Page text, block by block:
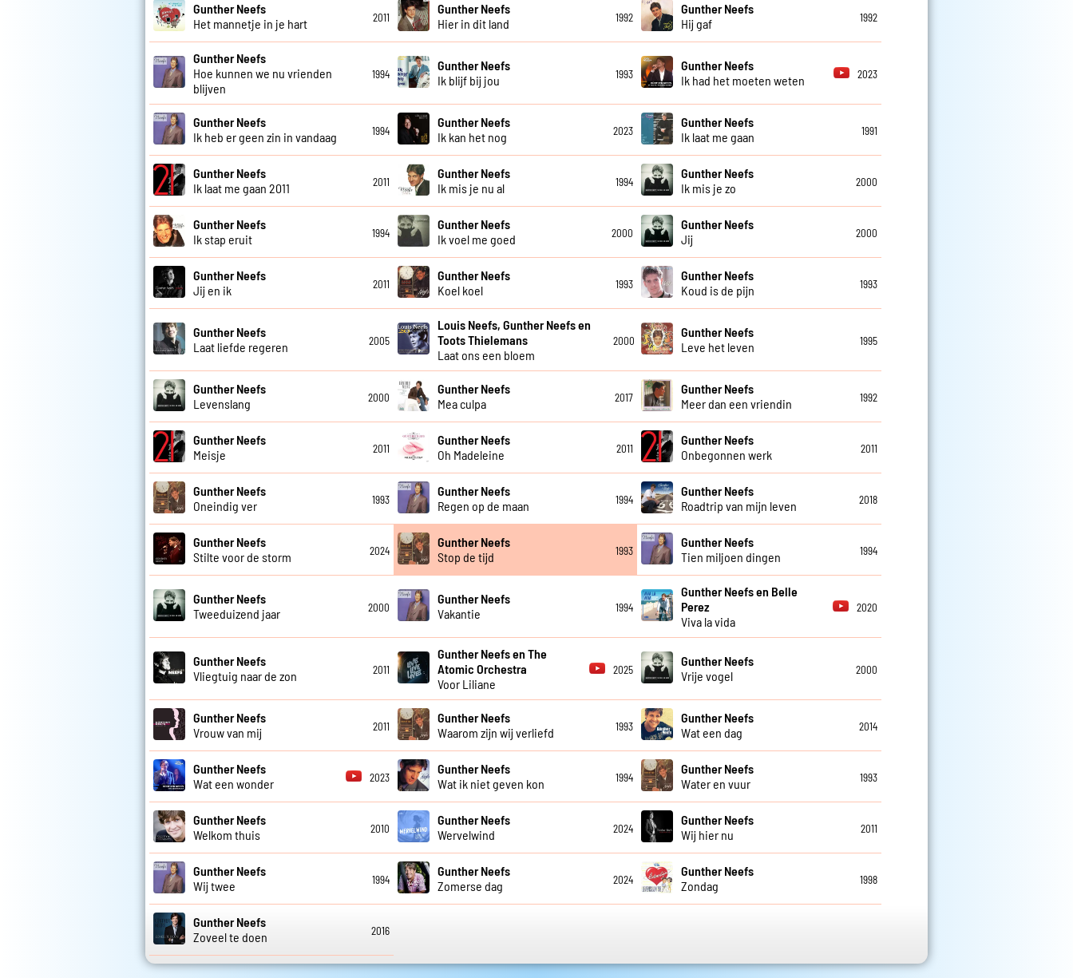
Gunther Neefs
Het mannetje in je hart
2011
Gunther Neefs
Hier in dit land
1992
Gunther Neefs
Hij gaf
1992
Gunther Neefs
Hoe kunnen we nu vrienden
blijven
1994
Gunther Neefs
Ik blijf bij jou
1993
Gunther Neefs
Ik had het moeten weten
2023
Gunther Neefs
Ik heb er geen zin in vandaag
1994
Gunther Neefs
Ik kan het nog
2023
Gunther Neefs
Ik laat me gaan
1991
Gunther Neefs
Ik laat me gaan 2011
2011
Gunther Neefs
Ik mis je nu al
1994
Gunther Neefs
Ik mis je zo
2000
Gunther Neefs
Ik stap eruit
1994
Gunther Neefs
Ik voel me goed
2000
Gunther Neefs
Jij
2000
Gunther Neefs
Jij en ik
2011
Gunther Neefs
Koel koel
1993
Gunther Neefs
Koud is de pijn
1993
Gunther Neefs
Laat liefde regeren
2005
Louis Neefs, Gunther Neefs en
Toots Thielemans
Laat ons een bloem
2000
Gunther Neefs
Leve het leven
1995
Gunther Neefs
Levenslang
2000
Gunther Neefs
Mea culpa
2017
Gunther Neefs
Meer dan een vriendin
1992
Gunther Neefs
Meisje
2011
Gunther Neefs
Oh Madeleine
2011
Gunther Neefs
Onbegonnen werk
2011
Gunther Neefs
Oneindig ver
1993
Gunther Neefs
Regen op de maan
1994
Gunther Neefs
Roadtrip van mijn leven
2018
Gunther Neefs
Stilte voor de storm
2024
Gunther Neefs
Stop de tijd
1993
Gunther Neefs
Tien miljoen dingen
1994
Gunther Neefs
Tweeduizend jaar
2000
Gunther Neefs
Vakantie
1994
Gunther Neefs en Belle
Perez
Viva la vida
2020
Gunther Neefs
Vliegtuig naar de zon
2011
Gunther Neefs en The
Atomic Orchestra
Voor Liliane
2025
Gunther Neefs
Vrije vogel
2000
Gunther Neefs
Vrouw van mij
2011
Gunther Neefs
Waarom zijn wij verliefd
1993
Gunther Neefs
Wat een dag
2014
Gunther Neefs
Wat een wonder
2023
Gunther Neefs
Wat ik niet geven kon
1994
Gunther Neefs
Water en vuur
1993
Gunther Neefs
Welkom thuis
2010
Gunther Neefs
Wervelwind
2024
Gunther Neefs
Wij hier nu
2011
Gunther Neefs
Wij twee
1994
Gunther Neefs
Zomerse dag
2024
Gunther Neefs
Zondag
1998
Gunther Neefs
Zoveel te doen
2016